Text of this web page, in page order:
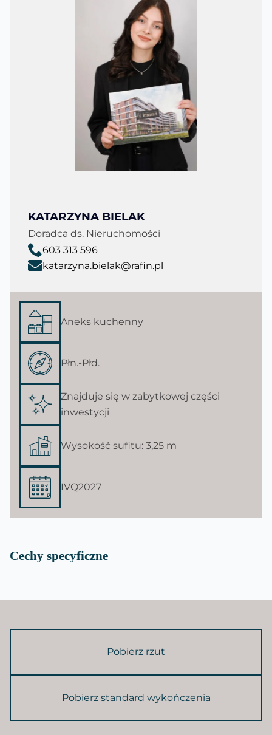
KATARZYNA BIELAK
Doradca ds. Nieruchomości
603 313 596
katarzyna.bielak@rafin.pl
Aneks kuchenny
Płn.-Płd.
Znajduje się w zabytkowej części
inwestycji
Wysokość sufitu: 3,25 m
IVQ2027
Cechy specyficzne
Pobierz rzut
Pobierz standard wykończenia